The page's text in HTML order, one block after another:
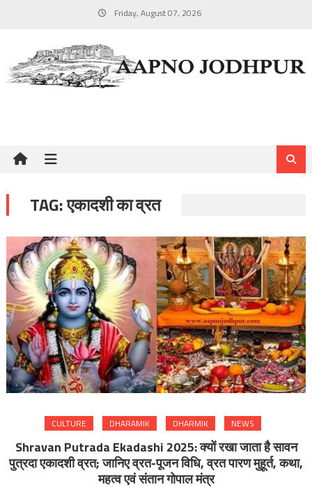
Friday, August 07, 2026
TAG:एकादशी का व्रत
CULTURE DHARAMIK DHARMIK NEWS
Shravan Putrada Ekadashi 2025: क्यों रखा जाता है सावन
पुत्रदा एकादशी व्रत; जानिए व्रत-पूजन विधि, व्रत पारण मुहूर्त, कथा,
महत्व एवं संतान गोपाल मंत्र